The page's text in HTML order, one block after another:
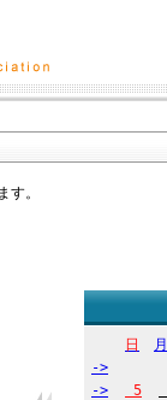
す。
日
月
->
->
5